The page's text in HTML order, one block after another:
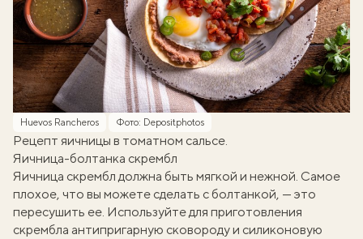
Huevos Rancheros Фото: Depositphotos
Рецепт яичницы в томатном сальсе.
Яичница-болтанка скрембл
Яичница скрембл должна быть мягкой и нежной. Самое
плохое, что вы можете сделать с болтанкой, — это
пересушить ее. Используйте для приготовления
скрембла антипригарную сковороду и силиконовую